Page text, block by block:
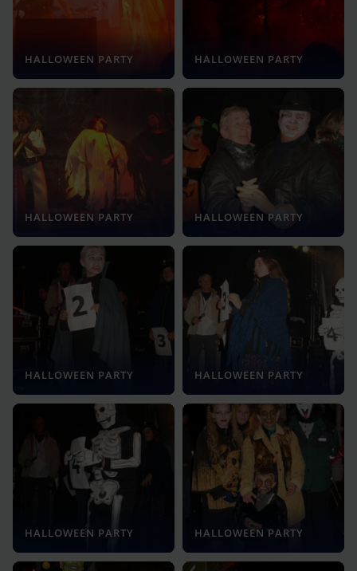
HALLOWEEN PARTY HALLOWEEN PARTY
HALLOWEEN PARTY HALLOWEEN PARTY
HALLOWEEN PARTY HALLOWEEN PARTY
HALLOWEEN PARTY HALLOWEEN PARTY